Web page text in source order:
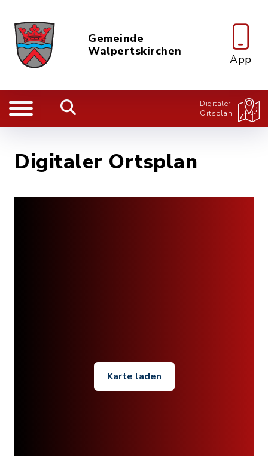
Gemeinde
Walpertskirchen
App
Digitaler
Ortsplan
Digitaler Ortsplan
Karte laden